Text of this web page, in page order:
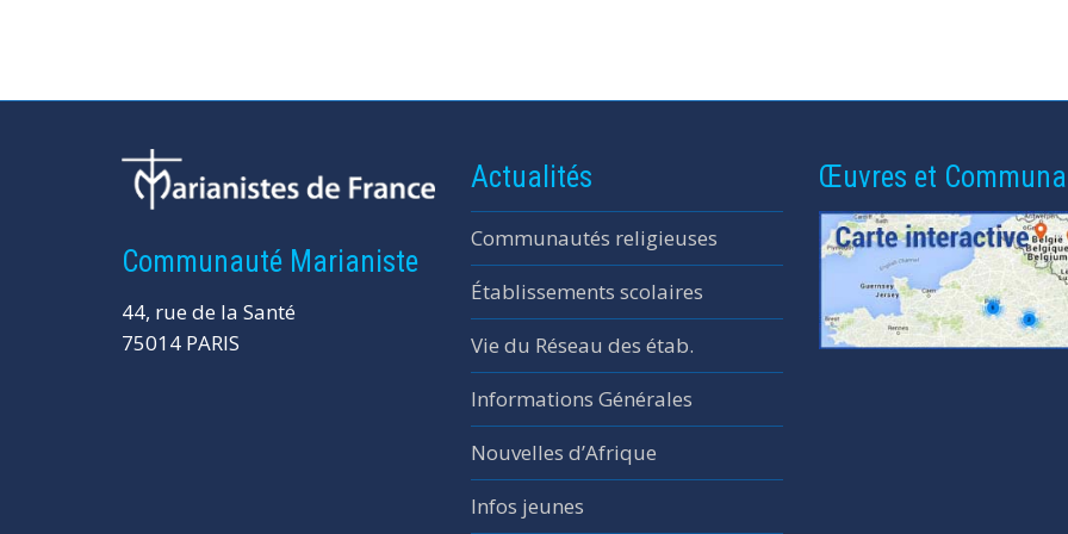
Communauté Marianiste
44, rue de la Santé
75014 PARIS
Actualités
Communautés religieuses
Établissements scolaires
Vie du Réseau des étab.
Informations Générales
Nouvelles d’Afrique
Infos jeunes
Œuvres et